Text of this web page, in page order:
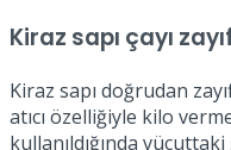
Kiraz sapı çayı
Kiraz sapı doğrudan
atıcı özelliğiyle kilo
kullanıldığında